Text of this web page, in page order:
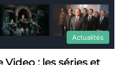
Actualités